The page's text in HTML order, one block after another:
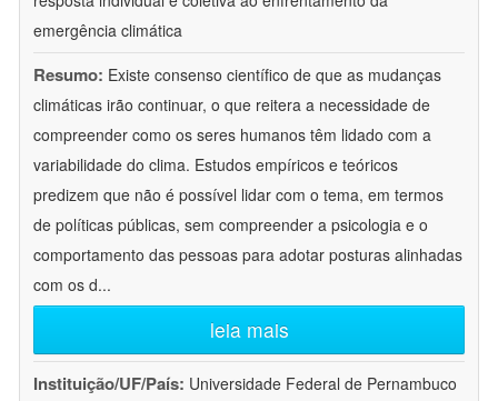
emergência climática
Resumo: Existe consenso científico de que as mudanças
climáticas irão continuar, o que reitera a necessidade de
compreender como os seres humanos têm lidado com a
variabilidade do clima. Estudos empíricos e teóricos
predizem que não é possível lidar com o tema, em termos
de políticas públicas, sem compreender a psicologia e o
comportamento das pessoas para adotar posturas alinhadas
com os d...
leia mais
Instituição/UF/País: Universidade Federal de Pernambuco